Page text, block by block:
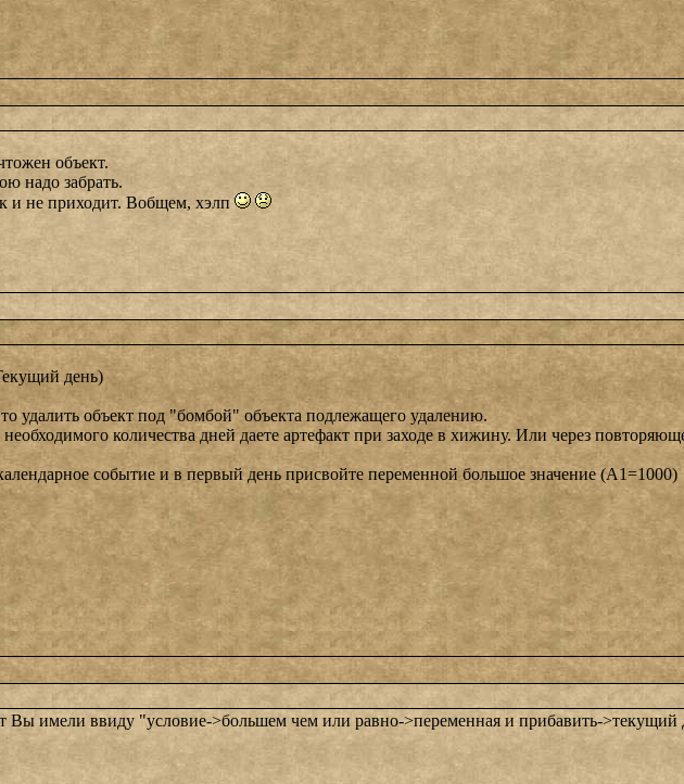
объект.
надо забрать.
и не приходит. Вобщем, хэлп
день)
удалить объект под "бомбой" объекта подлежащего удалению.
количества дней даете артефакт при заходе в хижину. Или через
событие и в первый день присвойте переменной большое значение (А1=1000)
Вы имели ввиду "условие->большем чем или равно->переменная и прибавить->текущий